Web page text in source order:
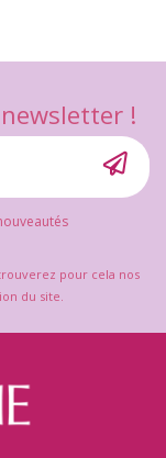
!
pour cela nos
du site.